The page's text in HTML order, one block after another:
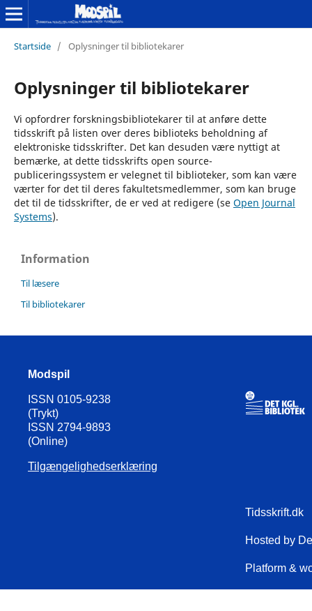
Startside / Oplysninger til bibliotekarer
Oplysninger til bibliotekarer
Vi opfordrer forskningsbibliotekarer til at anføre dette
tidsskrift på listen over deres biblioteks beholdning af
elektroniske tidsskrifter. Det kan desuden være nyttigt at
bemærke, at dette tidsskrifts open source-
publiceringssystem er velegnet til biblioteker, som kan være
værter for det til deres fakultetsmedlemmer, som kan bruge
det til de tidsskrifter, de er ved at redigere (se Open Journal
Systems).
Information
Til læsere
Til bibliotekarer
Modspil
ISSN 0105-9238
(Trykt)
ISSN 2794-9893
(Online)
Tilgængelighedserklæring